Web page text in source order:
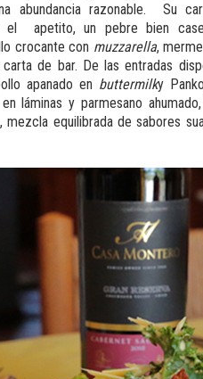
abundancia razonable. Su
el apetito, un pebre bien
crocante con muzzarella,
de bar. De las entradas
apanado en buttermilky
láminas y parmesano
equilibrada de sabores